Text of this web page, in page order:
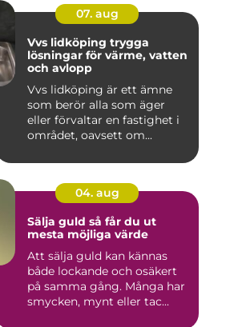
07. aug
Vvs lidköping trygga
lösningar för värme, vatten
och avlopp
Vvs lidköping är ett ämne
som berör alla som äger
eller förvaltar en fastighet i
området, oavsett om...
04. aug
Sälja guld så får du ut
mesta möjliga värde
Att sälja guld kan kännas
både lockande och osäkert
på samma gång. Många har
smycken, mynt eller tac...